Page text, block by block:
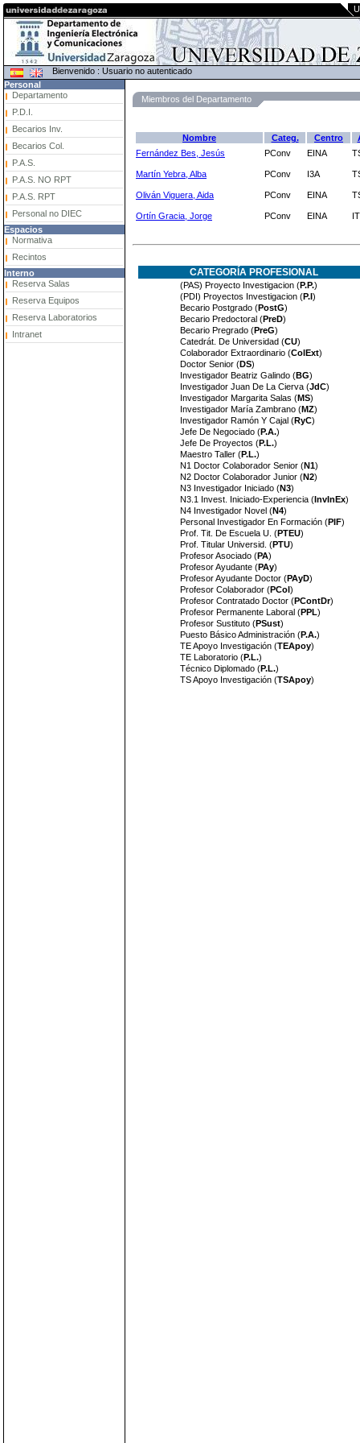
Bienvenido : Usuario no autenticado
Personal
Departamento
P.D.I.
Becarios Inv.
Becarios Col.
P.A.S.
P.A.S. NO RPT
P.A.S. RPT
Personal no DIEC
Espacios
Normativa
Recintos
Interno
Reserva Salas
Reserva Equipos
Reserva Laboratorios
Intranet
Miembros del Departamento
Nombre Categ. Centro
Fernández Bes, Jesús
PConv EINA
Martín Yebra, Alba PConv I3A
Oliván Viguera, Aida PConv EINA
Ortín Gracia, Jorge PConv EINA IT
CATEGORÍA PROFESIONAL
(PAS) Proyecto Investigacion (P.P.)
(PDI) Proyectos Investigacion (P.I)
Becario Postgrado (PostG)
Becario Predoctoral (PreD)
Becario Pregrado (PreG)
Catedrát. De Universidad (CU)
Colaborador Extraordinario (ColExt)
Doctor Senior (DS)
Investigador Beatriz Galindo (BG)
Investigador Juan De La Cierva (JdC)
Investigador Margarita Salas (MS)
Investigador María Zambrano (MZ)
Investigador Ramón Y Cajal (RyC)
Jefe De Negociado (P.A.)
Jefe De Proyectos (P.L.)
Maestro Taller (P.L.)
N1 Doctor Colaborador Senior (N1)
N2 Doctor Colaborador Junior (N2)
N3 Investigador Iniciado (N3)
N3.1 Invest. Iniciado-Experiencia (InvInEx)
N4 Investigador Novel (N4)
Personal Investigador En Formación (PIF)
Prof. Tit. De Escuela U. (PTEU)
Prof. Titular Universid. (PTU)
Profesor Asociado (PA)
Profesor Ayudante (PAy)
Profesor Ayudante Doctor (PAyD)
Profesor Colaborador (PCol)
Profesor Contratado Doctor (PContDr)
Profesor Permanente Laboral (PPL)
Profesor Sustituto (PSust)
Puesto Básico Administración (P.A.)
TE Apoyo Investigación (TEApoy)
TE Laboratorio (P.L.)
Técnico Diplomado (P.L.)
TS Apoyo Investigación (TSApoy)